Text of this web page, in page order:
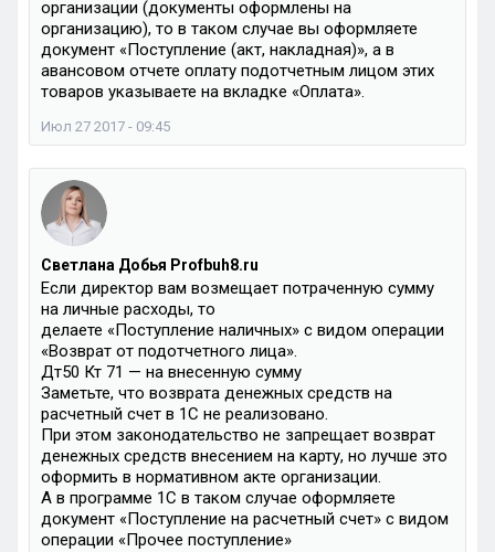
организации (документы оформлены на
организацию), то в таком случае вы оформляете
документ «Поступление (акт, накладная)», а в
авансовом отчете оплату подотчетным лицом этих
товаров указываете на вкладке «Оплата».
Июл 27 2017 - 09:45
Светлана Добья Profbuh8.ru
Если директор вам возмещает потраченную сумму
на личные расходы, то
делаете «Поступление наличных» с видом операции
«Возврат от подотчетного лица».
Дт50 Кт 71 — на внесенную сумму
Заметьте, что возврата денежных средств на
расчетный счет в 1С не реализовано.
При этом законодательство не запрещает возврат
денежных средств внесением на карту, но лучше это
оформить в нормативном акте организации.
А в программе 1С в таком случае оформляете
документ «Поступление на расчетный счет» с видом
операции «Прочее поступление»